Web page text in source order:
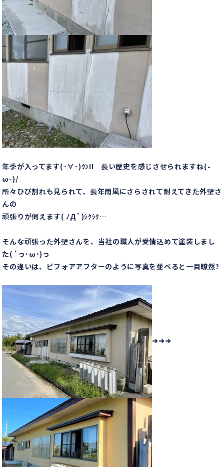
年季が入ってます(･∀･)ｳﾝ!! 長い歴史を感じさせられますね(-
ω-)/
所々ひび割れも見られて、長年雨風にさらされて耐えてきた外壁さ
んの
頑張りが伺えます( ﾉД`)ｼｸｼｸ…
そんな頑張った外壁さんを、当社の職人が愛情込めて塗装しまし
た(´っ･ω･)っ
その違いは、ビフォアアフターのように写真を並べると一目瞭然?
➜➜➜